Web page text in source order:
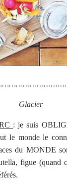
Glacier
: je suis
le monde le
du MONDE
figue (quand